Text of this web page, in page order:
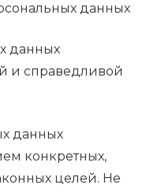
данных
данных
и справедливой
данных
конкретных,
целей. Не